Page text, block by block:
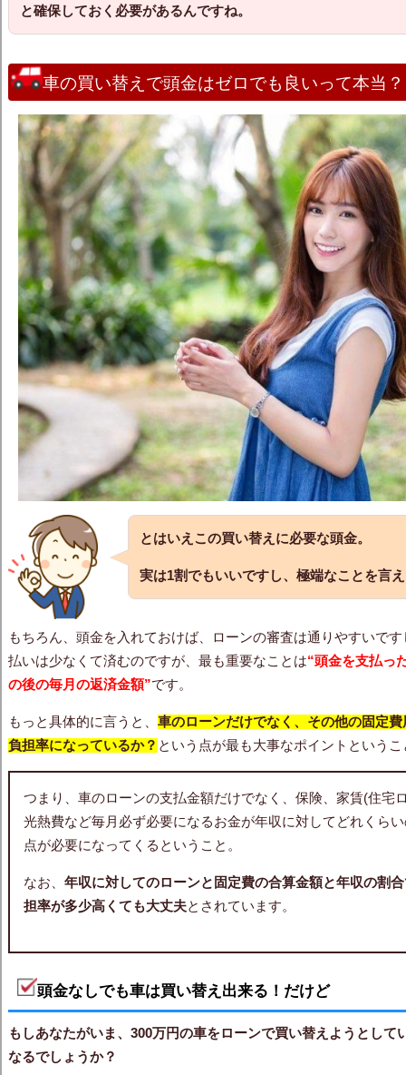
と確保しておく必要があるんですね。
車の買い替えで頭金はゼロでも良いって本当？
とはいえこの買い替えに必要な頭金。
実は1割でもいいですし、極端なことを言
もちろん、頭金を入れておけば、ローンの審査は通りやすいで
払いは少なくて済むのですが、最も重要なことは“頭金を支払っ
の後の毎月の返済金額”です。
もっと具体的に言うと、 車のローンだけでなく、その他の固定
負担率になっているか？ という点が最も大事なポイントという
つまり、車のローンの支払金額だけでなく、保険、家賃(住宅
光熱費など毎月必ず必要になるお金が年収に対してどれくら
点が必要になってくるということ。
なお、 年収に対してのローンと固定費の合算金額と年収の割
担率が多少高くても大丈夫とされています。
頭金なしでも車は買い替え出来る！だけど
もしあなたがいま、300万円の車をローンで買い替えようとして
なるでしょうか？